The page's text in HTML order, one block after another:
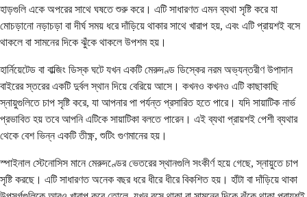
হাড়গুলি একে অপরের সাথে ঘষতে শুরু করে। এটি সাধারণত এমন ব্যথা সৃষ্টি করে যা
মোচড়ানো নড়াচড়া বা দীর্ঘ সময় ধরে দাঁড়িয়ে থাকার সাথে খারাপ হয়, এবং এটি প্রায়শই বসে
থাকলে বা সামনের দিকে ঝুঁকে থাকলে উপশম হয়।
হার্নিয়েটেড বা বাল্জিং ডিস্ক ঘটে যখন একটি মেরুদণ্ড ডিস্কের নরম অভ্যন্তরীণ উপাদান
বাইরের স্তরের একটি দুর্বল স্থান দিয়ে বেরিয়ে আসে। কখনও কখনও এটি কাছাকাছি
স্নায়ুগুলিতে চাপ সৃষ্টি করে, যা আপনার পা পর্যন্ত প্রসারিত হতে পারে। যদি সায়াটিক নার্ভ
প্রভাবিত হয় তবে আপনি এটিকে সায়াটিকা বলতে পারেন। এই ব্যথা প্রায়শই পেশী ব্যথার
থেকে বেশ ভিন্ন একটি তীক্ষ্ণ, শুটিং গুণমানের হয়।
স্পাইনাল স্টেনোসিস মানে মেরুদণ্ডের ভেতরের স্থানগুলি সংকীর্ণ হয়ে গেছে, স্নায়ুতে চাপ
সৃষ্টি করছে। এটি সাধারণত অনেক বছর ধরে ধীরে ধীরে বিকশিত হয়। হাঁটা বা দাঁড়িয়ে থাকা